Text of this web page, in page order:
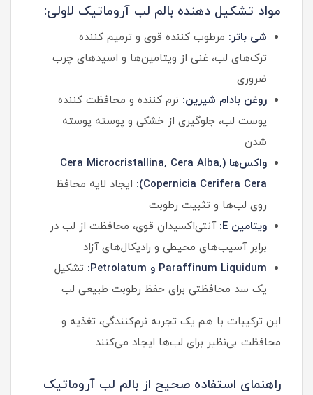
مواد تشکیل دهنده بالم لب آروماتیک لاولی:
شی باتر: مرطوب کننده قوی و ترمیم کننده
ترک‌های لب، غنی از ویتامین‌ها و اسیدهای چرب
ضروری
روغن بادام شیرین: نرم کننده و محافظت کننده
پوست لب، جلوگیری از خشکی و پوسته پوسته
شدن
واکس‌ها (Cera Microcristallina, Cera Alba,
Copernicia Cerifera Cera):
ایجاد لایه محافظ
روی لب‌ها و تثبیت رطوبت
ویتامین E:
آنتی‌اکسیدان قوی، محافظت از لب در
برابر آسیب‌های محیطی و رادیکال‌های آزاد
Paraffinum Liquidum و Petrolatum:
تشکیل
یک سد محافظتی برای حفظ رطوبت طبیعی لب
این ترکیبات با هم یک تجربه نرم‌کنندگی، تغذیه و
محافظت بی‌نظیر برای لب‌ها ایجاد می‌کنند.
راهنمای استفاده صحیح از بالم لب آروماتیک